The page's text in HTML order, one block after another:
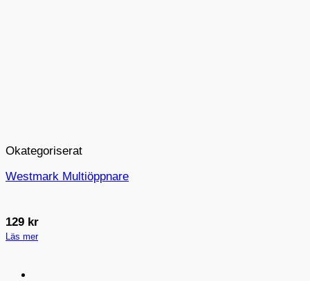
Okategoriserat
Westmark Multiöppnare
129 kr
Läs mer